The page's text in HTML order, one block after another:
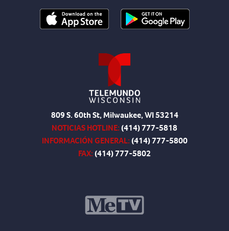
809 S. 60th St, Milwaukee, WI 53214
NOTICIAS HOTLINE:(414) 777-5818
INFORMACIÓN GENERAL:(414) 777-5800
FAX:(414) 777-5802